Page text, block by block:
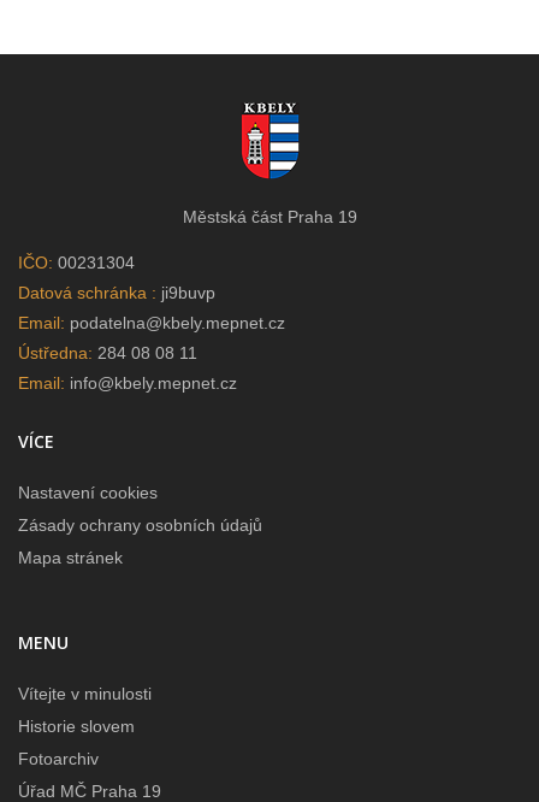
Městská část Praha 19
IČO: 00231304
Datová schránka : ji9buvp
Email: podatelna@kbely.mepnet.cz
Ústředna: 284 08 08 11
Email: info@kbely.mepnet.cz
VÍCE
Nastavení cookies
Zásady ochrany osobních údajů
Mapa stránek
MENU
Vítejte v minulosti
Historie slovem
Fotoarchiv
Úřad MČ Praha 19